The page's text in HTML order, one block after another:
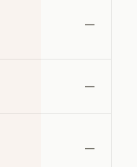
—
—
—